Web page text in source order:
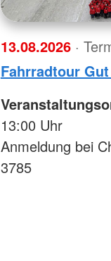
13.08.2026 ·
Fahrradtour
13:00 Uhr
Anmeldung bei
3785